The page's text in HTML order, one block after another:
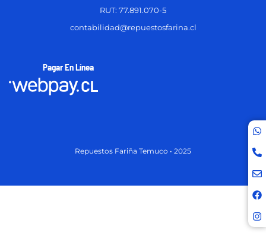
RUT: 77.891.070-5
contabilidad@repuestosfarina.cl
Pagar En Línea
Repuestos Fariña Temuco • 2025